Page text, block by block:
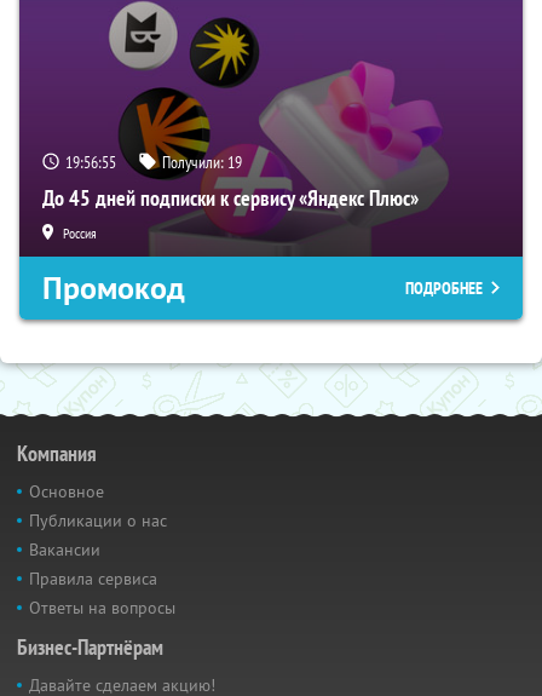
19:56:54 Получили: 19
До 45 дней подписки к сервису «Яндекс Плюс»
Россия
Промокод ПОДРОБНЕЕ
Компания
Основное
Публикации о нас
Вакансии
Правила сервиса
Ответы на вопросы
Бизнес-Партнёрам
Давайте сделаем акцию!